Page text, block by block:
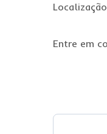
Entre em